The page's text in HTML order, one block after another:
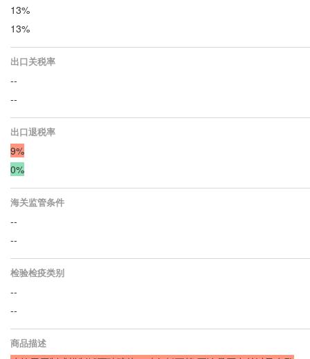
13%
13%
出口关税率
--
--
出口退税率
9%
0%
海关监管条件
--
--
检验检疫类别
--
--
商品描述